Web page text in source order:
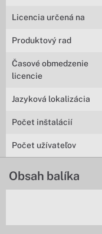
Licencia určená na
Produktový rad
Časové obmedzenie
licencie
Jazyková lokalizácia
Počet inštalácií
Počet užívateľov
Obsah balíka